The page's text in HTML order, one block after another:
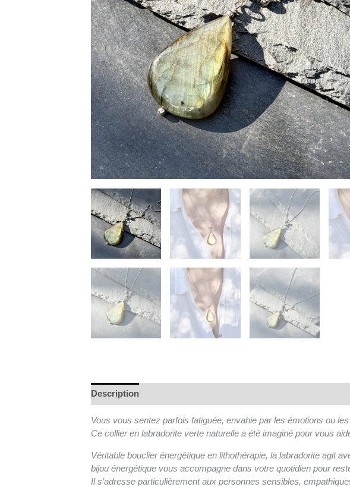
Description
Vous vous sentez parfois fatiguée, envahie par les émotions ou
Ce collier en labradorite verte naturelle a été imaginé pour vous
Véritable bouclier énergétique en lithothérapie, la labradorite agit
bijou énergétique vous accompagne dans votre quotidien pour
Il s’adresse particulièrement aux personnes sensibles,